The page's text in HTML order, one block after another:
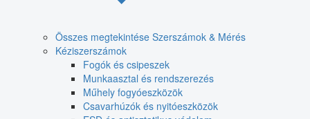
Összes megtekintése Szerszámok & Mérés
Kéziszerszámok
Fogók és csipeszek
Munkaasztal és rendszerezés
Műhely fogyóeszközök
Csavarhúzók és nyitóeszközök